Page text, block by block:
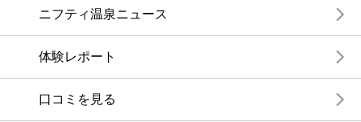
ニフティ温泉ニュース
体験レポート
口コミを見る